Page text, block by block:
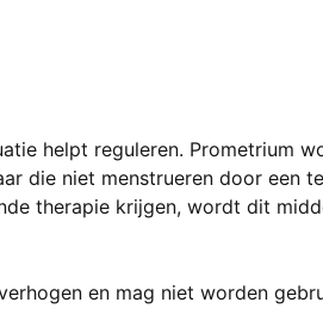
helpt reguleren. Prometrium
die niet menstrueren door een
therapie krijgen, wordt dit
en mag niet worden